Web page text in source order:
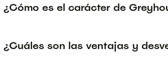
¿Cómo es el carácter de
¿Cuáles son las ventajas y